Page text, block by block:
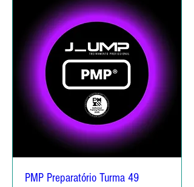
PMP Preparatório Turma 49